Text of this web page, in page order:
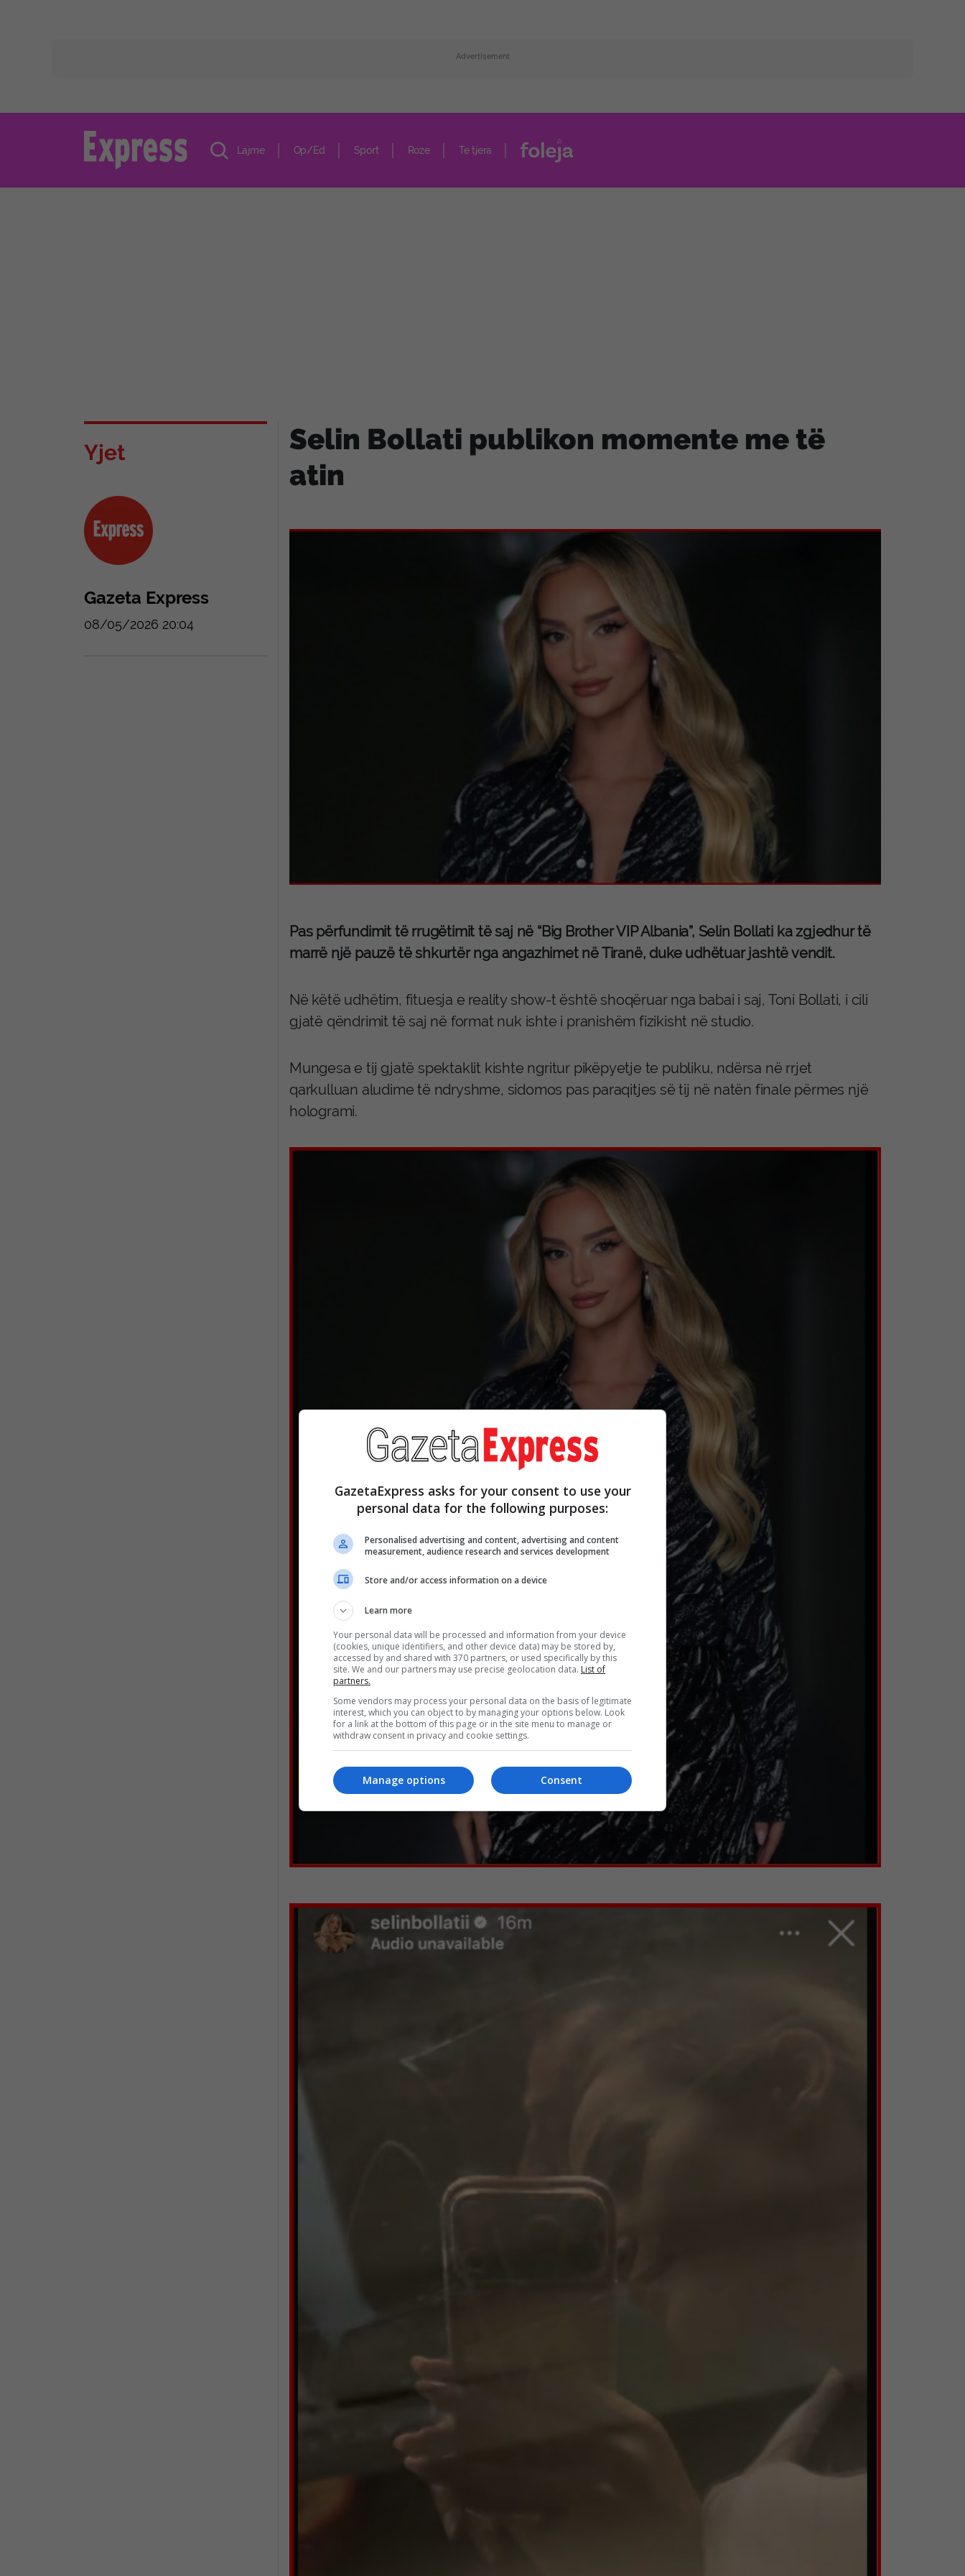
Advertisement
Lajme Op/Ed Sport Roze Te tjera
Yjet
Gazeta Express
08/05/2026 20:04
Selin Bollati publikon momente me të
atin
Pas përfundimit të rrugëtimit të saj në “Big Brother VIP Albania”, Selin Bollati ka zgjedhur të
marrë një pauzë të shkurtër nga angazhimet në Tiranë, duke udhëtuar jashtë vendit.
Në këtë udhëtim, fituesja e reality show-t është shoqëruar nga babai i saj, Toni Bollati, i cili
gjatë qëndrimit të saj në format nuk ishte i pranishëm fizikisht në studio.
Mungesa e tij gjatë spektaklit kishte ngritur pikëpyetje te publiku, ndërsa në rrjet
qarkulluan aludime të ndryshme, sidomos pas paraqitjes së tij në natën finale përmes një
hologrami.
GazetaExpress asks for your consent to use your
personal data for the following purposes:
Personalised advertising and content, advertising and content
measurement, audience research and services development
Store and/or access information on a device
Learn more
Your personal data will be processed and information from your device
(cookies, unique identifiers, and other device data) may be stored by,
accessed by and shared with 370 partners, or used specifically by this
site. We and our partners may use precise geolocation data. List of
partners.
Some vendors may process your personal data on the basis of legitimate
interest, which you can object to by managing your options below. Look
for a link at the bottom of this page or in the site menu to manage or
withdraw consent in privacy and cookie settings.
Consent
Manage options